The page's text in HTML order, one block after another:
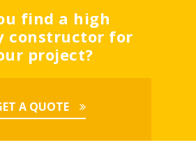
find a high
constructor for
project?
A QUOTE